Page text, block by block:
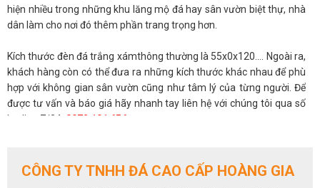
hiện nhiều trong những khu lăng mộ đá hay sân vườn biệt thự, nhà
dân làm cho nơi đó thêm phần trang trọng hơn.
Kích thước đèn đá trắng xámthông thường là 55x0x120.... Ngoài ra,
khách hàng còn có thể đưa ra những kích thước khác nhau để phù
hợp với không gian sân vườn cũng như tâm lý của từng người. Để
được tư vấn và báo giá hãy nhanh tay liên hệ với chúng tôi qua số
hotline 7/24:
0972 101 656
CÔNG TY TNHH ĐÁ CAO CẤP HOÀNG GIA